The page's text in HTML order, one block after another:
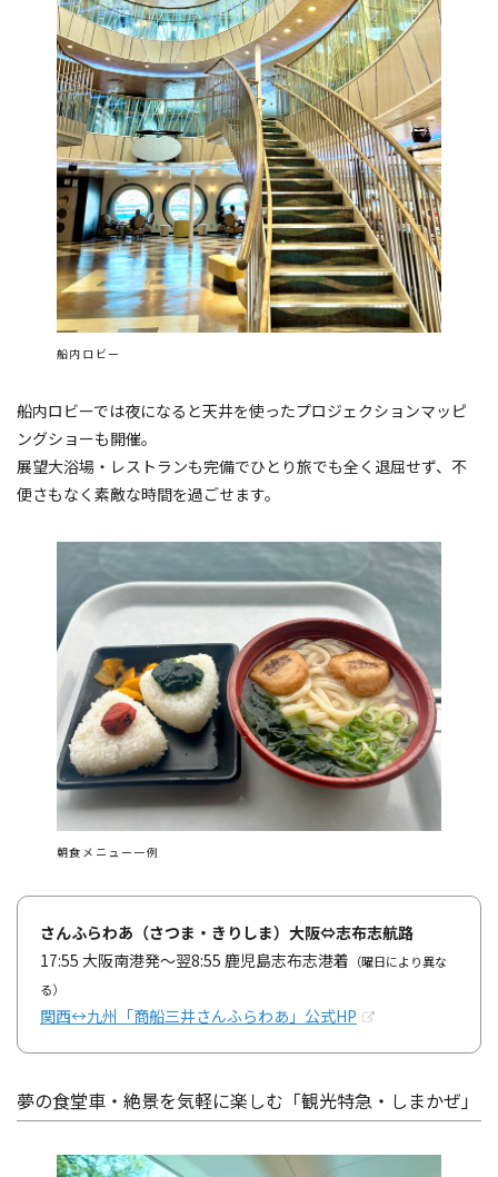
船内ロビー
船内ロビーでは夜になると天井を使ったプロジェクションマッピ
ングショーも開催。
展望大浴場・レストランも完備でひとり旅でも全く退屈せず、不
便さもなく素敵な時間を過ごせます。
朝食メニュー一例
さんふらわあ（さつま・きりしま）大阪⇔志布志航路
17:55 大阪南港発～翌8:55 鹿児島志布志港着 （曜日により異な
る）
関西↔九州「商船三井さんふらわあ」公式HP
夢の食堂車・絶景を気軽に楽しむ「観光特急・しまかぜ」